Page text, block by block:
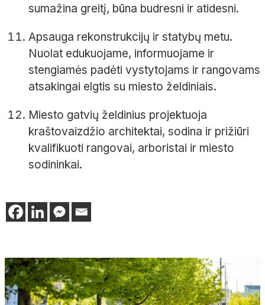
sumažina greitį, būna budresni ir atidesni.
Apsauga rekonstrukcijų ir statybų metu.
Nuolat edukuojame, informuojame ir
stengiamės padėti vystytojams ir rangovams
atsakingai elgtis su miesto želdiniais.
Miesto gatvių želdinius projektuoja
kraštovaizdžio architektai, sodina ir prižiūri
kvalifikuoti rangovai, arboristai ir miesto
sodininkai.